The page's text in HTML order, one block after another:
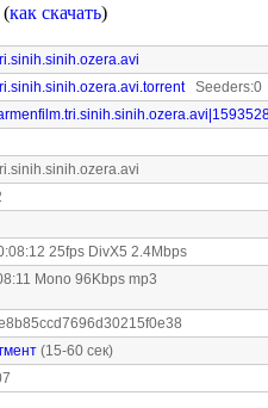
(как скачать)
Seeders:0
25fps DivX5 2.4Mbps
Mono 96Kbps mp3
(15-60 сек)